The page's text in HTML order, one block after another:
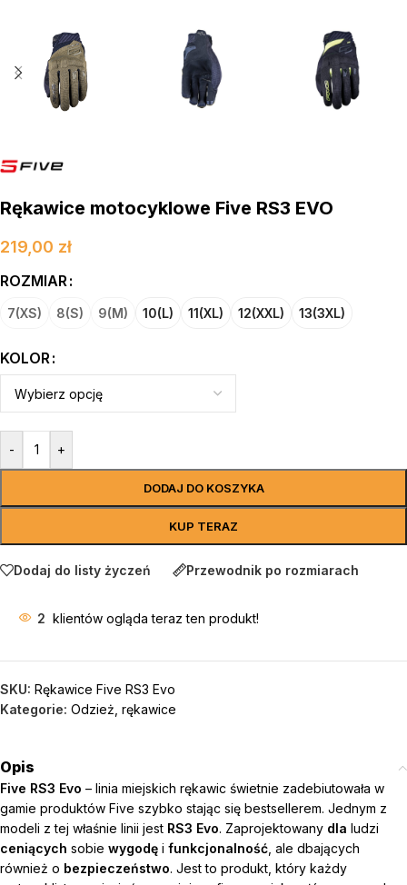
Rękawice motocyklowe Five RS3 EVO
219,00 zł
ROZMIAR
7(XS) 8(S) 9(M) 10(L) 11(XL) 12(XXL) 13(3XL)
KOLOR
- +
DODAJ DO KOSZYKA
KUP TERAZ
Dodaj do listy życzeń Przewodnik po rozmiarach
2 klientów ogląda teraz ten produkt!
SKU: Rękawice Five RS3 Evo
Kategorie: Odzież rękawice
Opis
Five RS3 Evo – linia miejskich rękawic świetnie zadebiutowała w
gamie produktów Five szybko stając się bestsellerem. Jednym z
modeli z tej właśnie linii jest RS3 Evo. Zaprojektowany dla ludzi
ceniących sobie wygodę i funkcjonalność , ale dbających
również o bezpieczeństwo. Jest to produkt, który każdy